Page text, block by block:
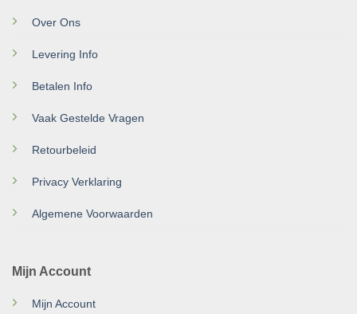
Over Ons
Levering Info
Betalen Info
Vaak Gestelde Vragen
Retourbeleid
Privacy Verklaring
Algemene Voorwaarden
Mijn Account
Mijn Account